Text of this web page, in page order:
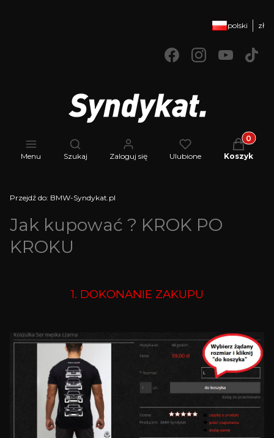
polski zł
Menu
Otwórz wyszukiwarkę
Szukaj Zaloguj się Ulubione
Produkty
Koszyk
Przejdź do: BMW-Syndykat.pl
Jak kupować ? KROK PO
KROKU
1. DOKONANIE ZAKUPU